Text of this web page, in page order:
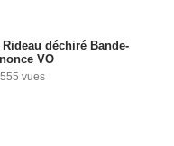
Rideau déchiré Bande-
VO
vues